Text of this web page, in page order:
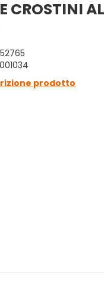
CROSTINI
prodotto